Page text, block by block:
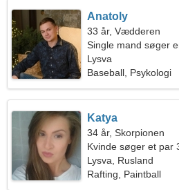
Anatoly
33 år, Vædderen
Single mand søger
Lysva
Baseball, Psykologi
Katya
34 år, Skorpionen
Kvinde søger et par
Lysva, Rusland
Rafting, Paintball